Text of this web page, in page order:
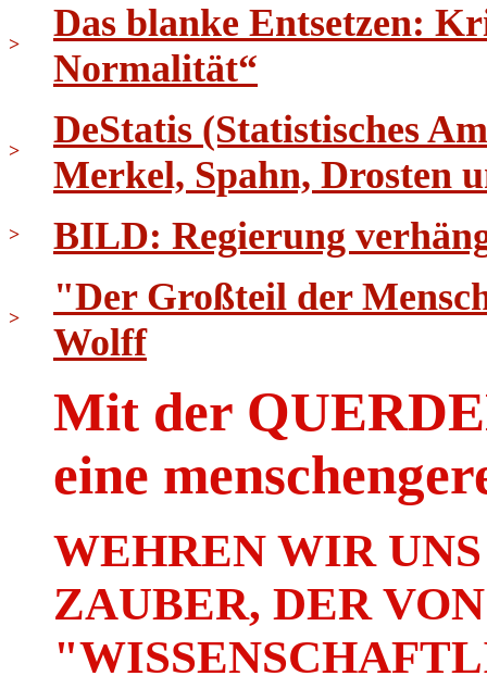
>
Das blanke Entsetzen:
Normalität“
>
DeStatis (Statistisches
Merkel, Spahn, Drosten
> BILD: Regierung
>
"Der Großteil der
Wolff
Mit der
eine
WEHREN WIR
ZAUBER, DER